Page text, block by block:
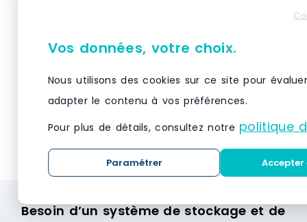
Constructeur : Hewlett-Packard
emballage compris Délais de
livraison : 2 jour
blo110a
1101,
Support L
PML-1101,
Besoin d’un système de stockage et de
Vos données, votre choix.
Nous utilisons des cookies sur ce site pour
adapter le contenu à vos préférences.
Pour plus de détails, consultez notre politique
Paramétrer